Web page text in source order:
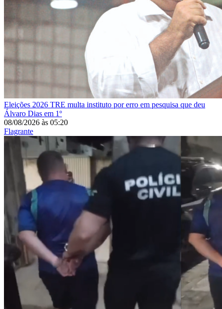
Eleições 2026 TRE multa instituto por erro em pesquisa que deu
Álvaro Dias em 1º
08/08/2026 às 05:20
Flagrante